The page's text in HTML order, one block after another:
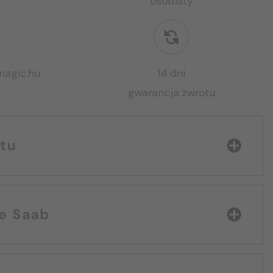
14 dni
gwarancja zwrotu
Elie Saab